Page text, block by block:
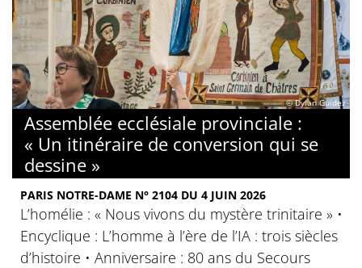
© Dylan Guidez
Assemblée ecclésiale provinciale :
« Un itinéraire de conversion qui se
dessine »
PARIS NOTRE-DAME N° 2104 DU 4 JUIN 2026
L’homélie : « Nous vivons du mystère trinitaire » •
Encyclique : L’homme à l’ère de l’IA : trois siècles
d’histoire • Anniversaire : 80 ans du Secours